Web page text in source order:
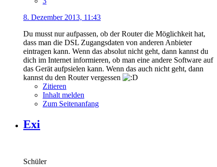
8. Dezember 2013, 11:43
Du musst nur aufpassen, ob der Router die Möglichkeit hat,
dass man die DSL Zugangsdaten von anderen Anbieter
eintragen kann. Wenn das absolut nicht geht, dann kannst du
dich im Internet informieren, ob man eine andere Software auf
das Gerät aufpsielen kann. Wenn das auch nicht geht, dann
kannst du den Router vergessen
Zitieren
Inhalt melden
Zum Seitenanfang
Exi
Schüler